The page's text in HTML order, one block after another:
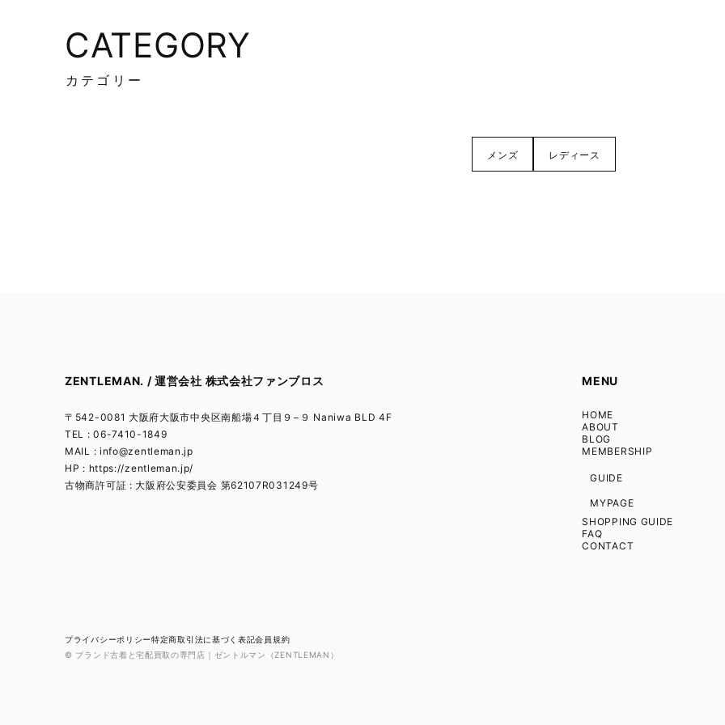
CATEGORY
カテゴリー
メンズ レディース
ZENTLEMAN. / 運営会社 株式会社ファンブロス
〒542-0081 大阪府大阪市中央区南船場４丁目９−９ Naniwa BLD 4F
TEL : 06-7410-1849
MAIL : info@zentleman.jp
HP : https://zentleman.jp/
古物商許可証 : 大阪府公安委員会 第62107R031249号
MENU
HOME
ABOUT
BLOG
MEMBERSHIP
GUIDE
MYPAGE
SHOPPING GUIDE
FAQ
CONTACT
プライバシーポリシー特定商取引法に基づく表記会員規約
© ブランド古着と宅配買取の専門店｜ゼントルマン（ZENTLEMAN）